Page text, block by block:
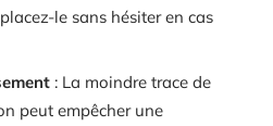
le sans hésiter en cas
: La moindre trace de
peut empêcher une